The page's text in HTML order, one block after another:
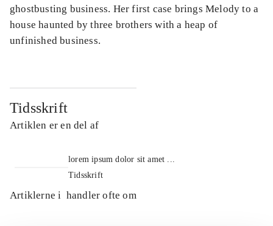
ghostbusting business. Her first case brings Melody to a
house haunted by three brothers with a heap of
unfinished business.
Tidsskrift
Artiklen er en del af
lorem ipsum dolor sit amet ...
Tidsskrift
Artiklerne i handler ofte om